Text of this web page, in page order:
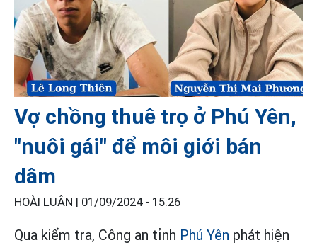
Vợ chồng thuê trọ ở Phú Yên,
"nuôi gái" để môi giới bán
dâm
HOÀI LUÂN | 01/09/2024 - 15:26
Qua kiểm tra, Công an tỉnh Phú Yên phát hiện